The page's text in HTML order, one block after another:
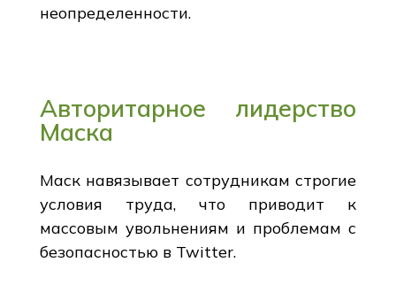
неопределенности.
Авторитарное лидерство
Маска
Маск навязывает сотрудникам строгие
условия труда, что приводит к
массовым увольнениям и проблемам с
безопасностью в Twitter.